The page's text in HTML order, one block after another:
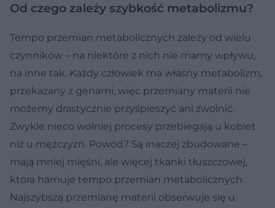
Od czego zależy szybkość metabolizmu?
Tempo przemian metabolicznych zależy od wielu
czynników – na niektóre z nich nie mamy wpływu,
na inne tak. Każdy człowiek ma własny metabolizm,
przekazany z genami, więc przemiany materii nie
możemy drastycznie przyśpieszyć ani zwolnić.
Zwykle nieco wolniej procesy przebiegają u kobiet
niż u mężczyzn. Powód? Są inaczej zbudowane –
mają mniej mięśni, ale więcej tkanki tłuszczowej,
która hamuje tempo przemian metabolicznych.
Najszybszą przemianę materii obserwuje się u